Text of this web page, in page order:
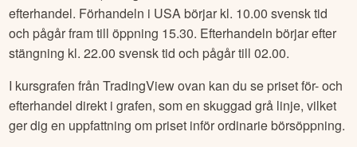
efterhandel. Förhandeln i USA börjar kl. 10.00 svensk tid
och pågår fram till öppning 15.30. Efterhandeln börjar efter
stängning kl. 22.00 svensk tid och pågår till 02.00.
I kursgrafen från TradingView ovan kan du se priset för- och
efterhandel direkt i grafen, som en skuggad grå linje, vilket
ger dig en uppfattning om priset inför ordinarie börsöppning.